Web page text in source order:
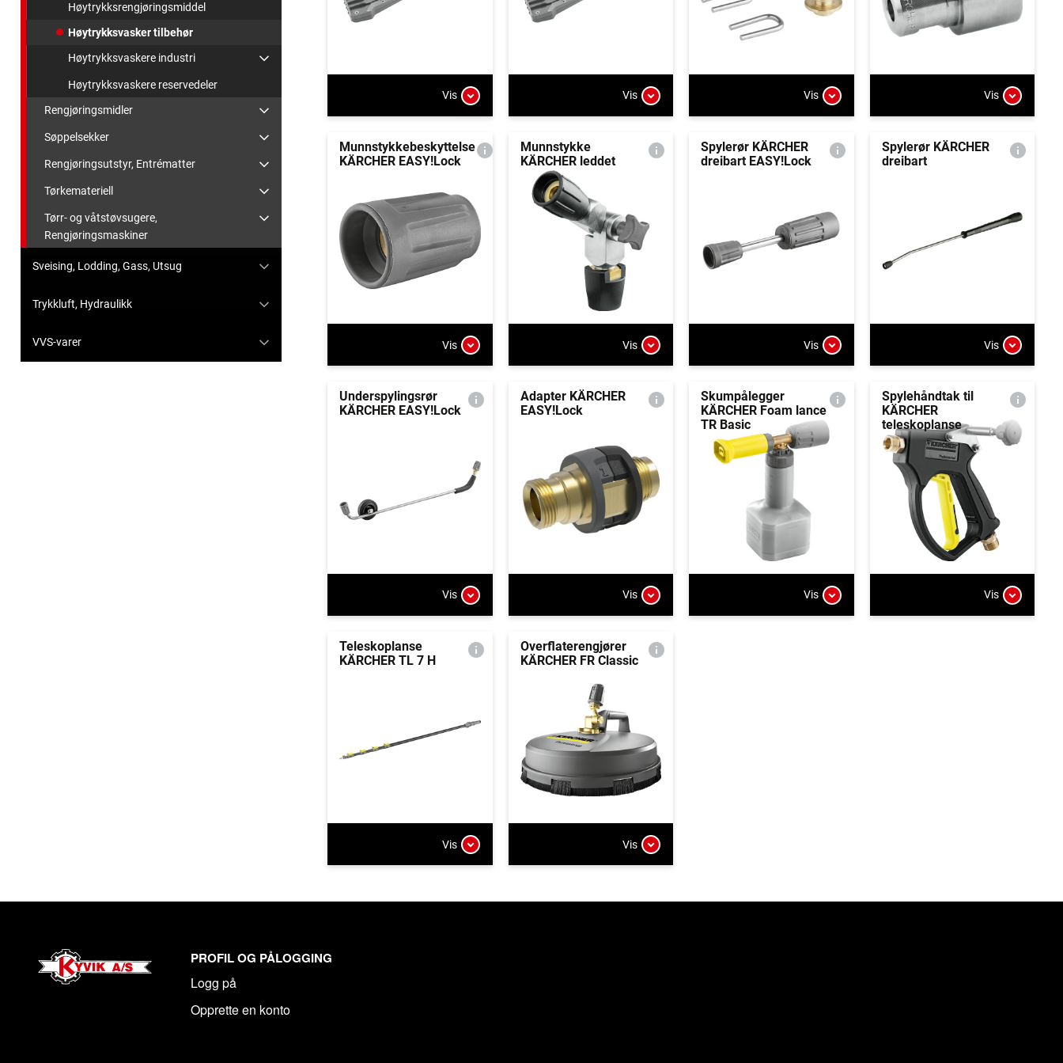
Høytrykksrengjøringsmiddel
Høytrykksvasker tilbehør
Høytrykksvaskere industri
Høytrykksvaskere reservedeler
Rengjøringsmidler
Søppelsekker
Rengjøringsutstyr, Entrématter
Tørkemateriell
Tørr- og våtstøvsugere,
Rengjøringsmaskiner
Sveising, Lodding, Gass, Utsug
Trykkluft, Hydraulikk
VVS-varer
Vis Vis Vis Vis
Munnstykkebeskyttelse
KÄRCHER EASY!Lock
Vis
Munnstykke
KÄRCHER leddet
Vis
Spylerør KÄRCHER
dreibart EASY!Lock
Vis
Spylerør KÄRCHER
dreibart
Vis
Underspylingsrør
KÄRCHER EASY!Lock
Vis
Adapter KÄRCHER
EASY!Lock
Vis
Skumpålegger
KÄRCHER Foam lance
TR Basic
Vis
Spylehåndtak til
KÄRCHER
teleskoplanse
Vis
Teleskoplanse
KÄRCHER TL 7 H
Vis
Overflaterengjører
KÄRCHER FR Classic
Vis
PROFIL OG PÅLOGGING
Logg på
Opprette en konto